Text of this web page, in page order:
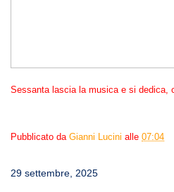
Sessanta lascia la musica e si dedica,
Pubblicato da Gianni Lucini alle 07:04
29 settembre, 2025